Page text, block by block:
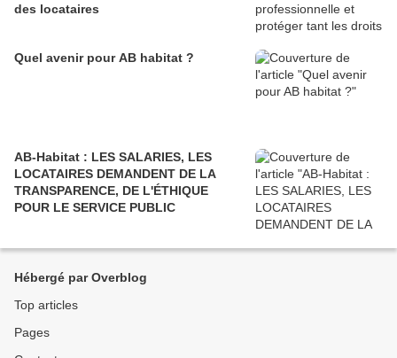
des locataires
Quel avenir pour AB habitat ?
AB-Habitat : LES SALARIES, LES
LOCATAIRES DEMANDENT DE LA
TRANSPARENCE, DE L'ÉTHIQUE
POUR LE SERVICE PUBLIC
Hébergé par Overblog
Top articles
Pages